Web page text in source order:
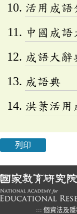
活用成語
中國成語
成語大
成語典
洪葉活用
列印
::: 個資法及隱